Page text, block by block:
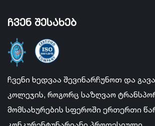
ჩვენ შესახებ
ჩვენი ხედვაა შევინარჩუნოთ და
კოლეჯის, როგორც საზღვაო
მომსახურების სფეროში ერთერთი